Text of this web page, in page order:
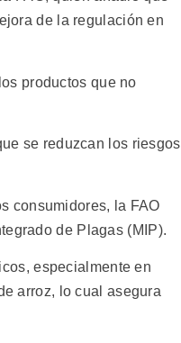
de la regulación en
productos que no
se reduzcan los riesgos
consumidores, la FAO
de Plagas (MIP).
especialmente en
arroz, lo cual asegura